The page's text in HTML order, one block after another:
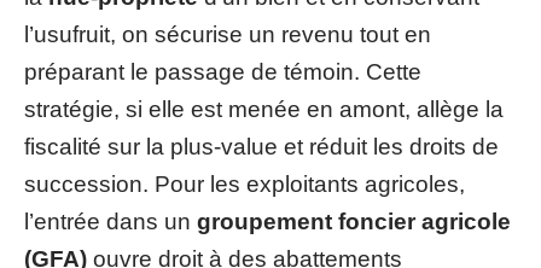
l’usufruit, on sécurise un revenu tout en
préparant le passage de témoin. Cette
stratégie, si elle est menée en amont, allège la
fiscalité sur la plus-value et réduit les droits de
succession. Pour les exploitants agricoles,
l’entrée dans un groupement foncier agricole
(GFA) ouvre droit à des abattements